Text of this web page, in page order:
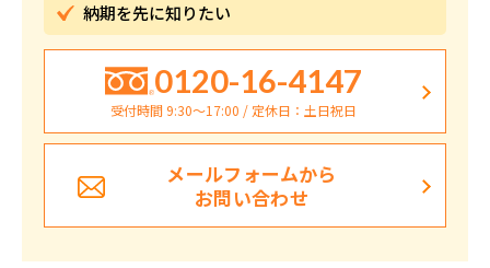
納期を先に知りたい
0120-16-4147
受付時間 9:30〜17:00 / 定休日：土日祝日
メールフォームから
お問い合わせ